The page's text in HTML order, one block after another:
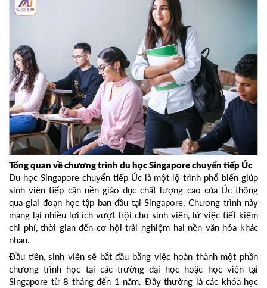
Tổng quan về chương trình du học Singapore chuyển tiếp Úc
Du học Singapore chuyển tiếp Úc là một lộ trình phổ biến giúp
sinh viên tiếp cận nền giáo dục chất lượng cao của Úc thông
qua giai đoạn học tập ban đầu tại Singapore. Chương trình này
mang lại nhiều lợi ích vượt trội cho sinh viên, từ việc tiết kiệm
chi phí, thời gian đến cơ hội trải nghiệm hai nền văn hóa khác
nhau.
Đầu tiên, sinh viên sẽ bắt đầu bằng việc hoàn thành một phần
chương trình học tại các trường đại học hoặc học viện tại
Singapore từ 8 tháng đến 1 năm. Đây thường là các khóa học